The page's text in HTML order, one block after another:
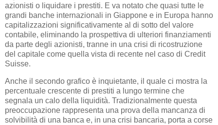
azionisti o liquidare i prestiti. E va notato che quasi tutte le
grandi banche internazionali in Giappone e in Europa hanno
capitalizzazioni significativamente al di sotto del valore
contabile, eliminando la prospettiva di ulteriori finanziamenti
da parte degli azionisti, tranne in una crisi di ricostruzione
del capitale come quella vista di recente nel caso di Credit
Suisse.
Anche il secondo grafico è inquietante, il quale ci mostra la
percentuale crescente di prestiti a lungo termine che
segnala un calo della liquidità. Tradizionalmente questa
preoccupazione rappresenta una prova della mancanza di
solvibilità di una banca e, in una crisi bancaria, porta a corse